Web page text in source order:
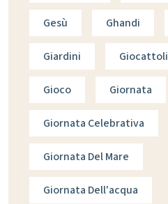
Gesù Ghandi
Giardini Giocattoli
Gioco Giornata
Giornata Celebrativa
Giornata Del Mare
Giornata Dell'acqua